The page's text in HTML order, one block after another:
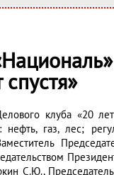
клуба «20
газ, лес;
С.Ю.,